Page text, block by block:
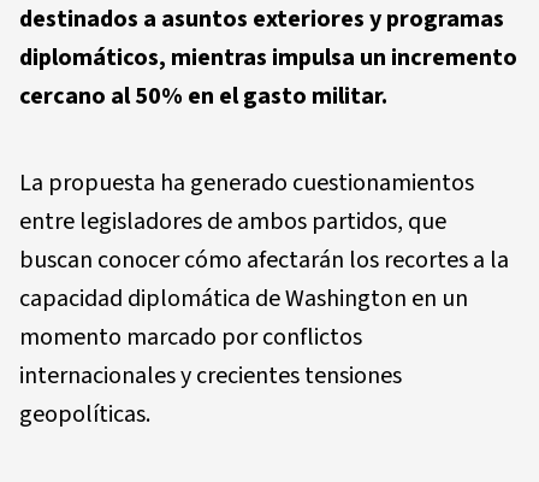
destinados a asuntos exteriores y programas
diplomáticos, mientras impulsa un incremento
cercano al 50% en el gasto militar.
La propuesta ha generado cuestionamientos
entre legisladores de ambos partidos, que
buscan conocer cómo afectarán los recortes a la
capacidad diplomática de Washington en un
momento marcado por conflictos
internacionales y crecientes tensiones
geopolíticas.